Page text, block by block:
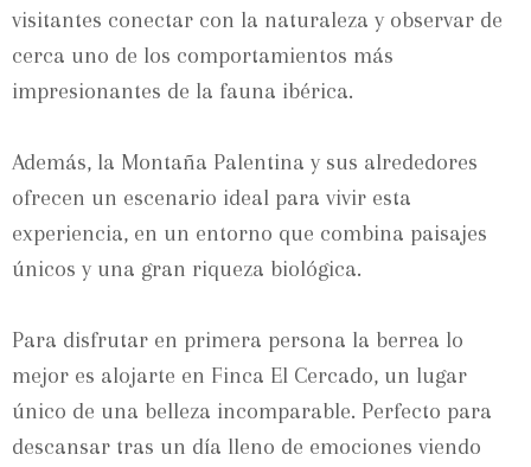
visitantes conectar con la naturaleza y observar de
cerca uno de los comportamientos más
impresionantes de la fauna ibérica.
Además, la Montaña Palentina y sus alrededores
ofrecen un escenario ideal para vivir esta
experiencia, en un entorno que combina paisajes
únicos y una gran riqueza biológica.
Para disfrutar en primera persona la berrea lo
mejor es alojarte en Finca El Cercado, un lugar
único de una belleza incomparable. Perfecto para
descansar tras un día lleno de emociones viendo